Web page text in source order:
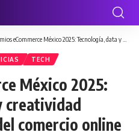
eCommerce México 2025: Tecnología, data y creatividad marcan el rumbo del comercio online
TECH
México 2025:
creatividad
comercio online